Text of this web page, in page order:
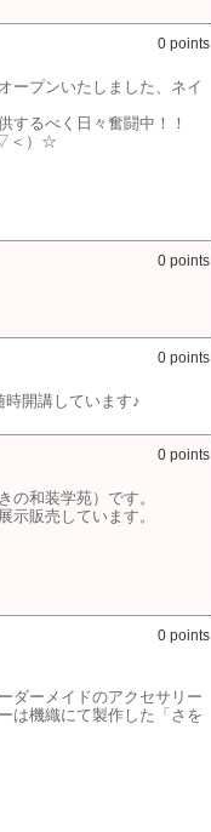
0 points
ープンいたしました、ネイ
するべく日々奮闘中！！
▽＜）☆
0 points
0 points
開講しています♪
0 points
の和装学苑）です。
示販売しています。
0 points
ダーメイドのアクセサリー
は機織にて製作した「さを